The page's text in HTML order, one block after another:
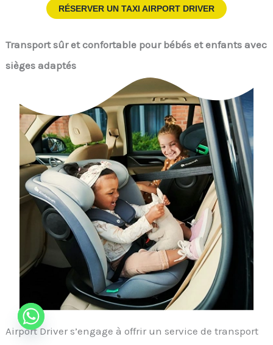
RÉSERVER UN TAXI AIRPORT DRIVER
Transport sûr et confortable pour bébés et enfants avec
sièges adaptés
Airport Driver s’engage à offrir un service de transport